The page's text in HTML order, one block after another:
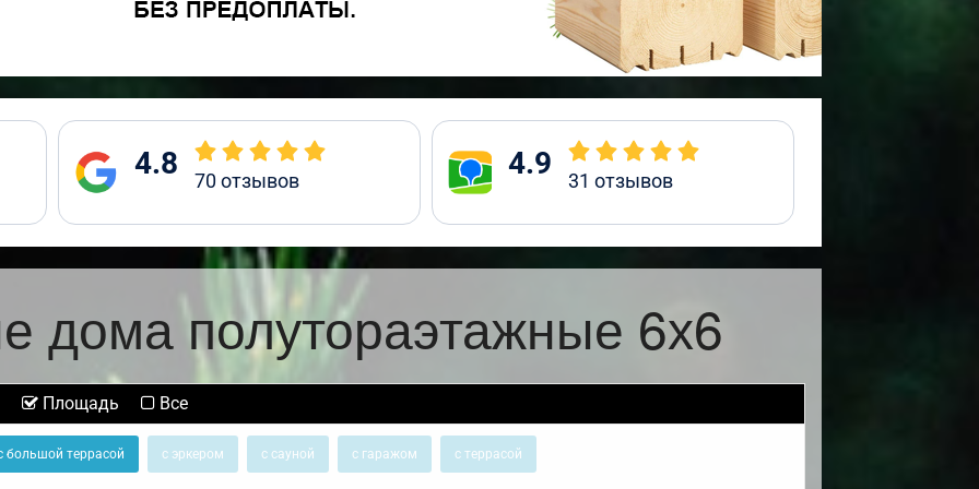
4.8 70отзывов 4.9 31 отзывов
дома полутораэтажные 6х6
Площадь Все
большой террасой с эркером с сауной с гаражом с террасой